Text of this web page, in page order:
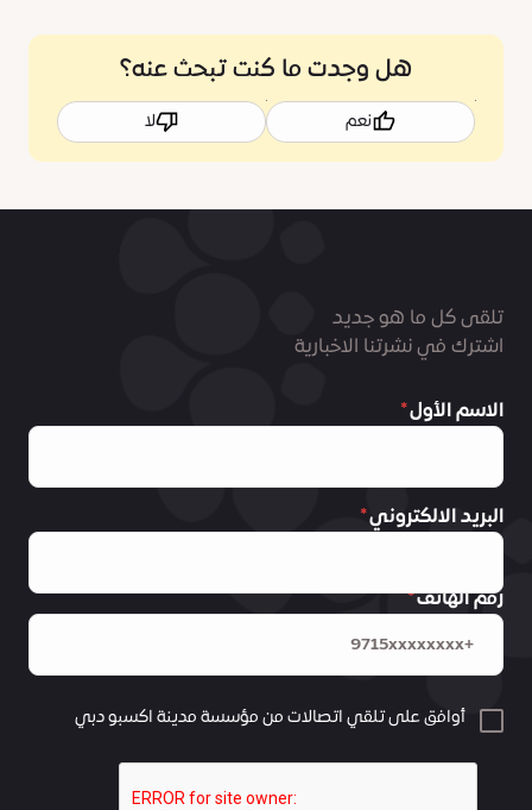
هل وجدت ما كنت تبحث عنه؟
نعم لا
تلقى كل ما هو جديد
اشترك في نشرتنا الاخبارية
الاسم الأول
البريد الالكتروني
رقم الهاتف
أوافق على تلقي اتصالات من مؤسسة مدينة اكسبو دبي